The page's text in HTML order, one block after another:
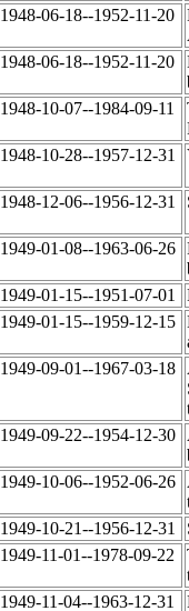
1948-06-18--1952-11-20
1948-06-18--1952-11-20
1948-10-07--1984-09-11
1948-10-28--1957-12-31
1948-12-06--1956-12-31
1949-01-08--1963-06-26
1949-01-15--1951-07-01
1949-01-15--1959-12-15
1949-09-01--1967-03-18
1949-09-22--1954-12-30
1949-10-06--1952-06-26
1949-10-21--1956-12-31
1949-11-01--1978-09-22
1949-11-04--1963-12-31